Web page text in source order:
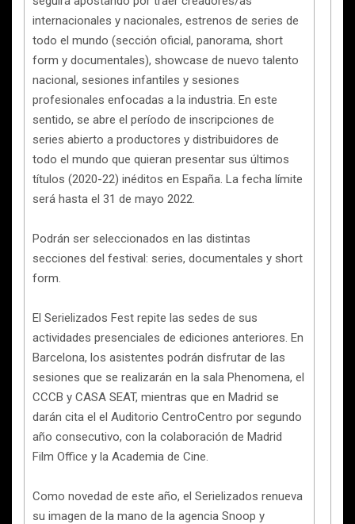
internacionales y nacionales, estrenos de series de
todo el mundo (sección oficial, panorama, short
form y documentales), showcase de nuevo talento
nacional, sesiones infantiles y sesiones
profesionales enfocadas a la industria. En este
sentido, se abre el período de inscripciones de
series abierto a productores y distribuidores de
todo el mundo que quieran presentar sus últimos
títulos (2020-22) inéditos en España. La fecha límite
será hasta el 31 de mayo 2022.
Podrán ser seleccionados en las distintas
secciones del festival: series, documentales y short
form.
El Serielizados Fest repite las sedes de sus
actividades presenciales de ediciones anteriores. En
Barcelona, los asistentes podrán disfrutar de las
sesiones que se realizarán en la sala Phenomena, el
CCCB y CASA SEAT, mientras que en Madrid se
darán cita el el Auditorio CentroCentro por segundo
año consecutivo, con la colaboración de Madrid
Film Office y la Academia de Cine.
Como novedad de este año, el Serielizados renueva
su imagen de la mano de la agencia Snoop y